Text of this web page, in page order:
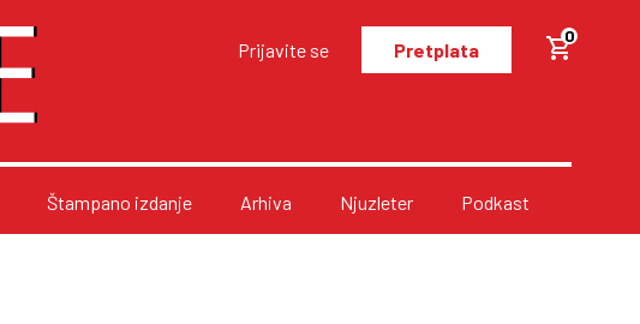
Prijavite se Pretplata
0
Štampano izdanje Arhiva Njuzleter Podkast